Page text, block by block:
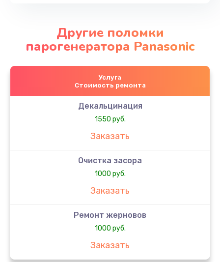
Другие поломки
парогенератора Panasonic
Услуга
Стоимость ремонта
Декальцинация
1550 руб.
Заказать
Очистка засора
1000 руб.
Заказать
Ремонт жерновов
1000 руб.
Заказать